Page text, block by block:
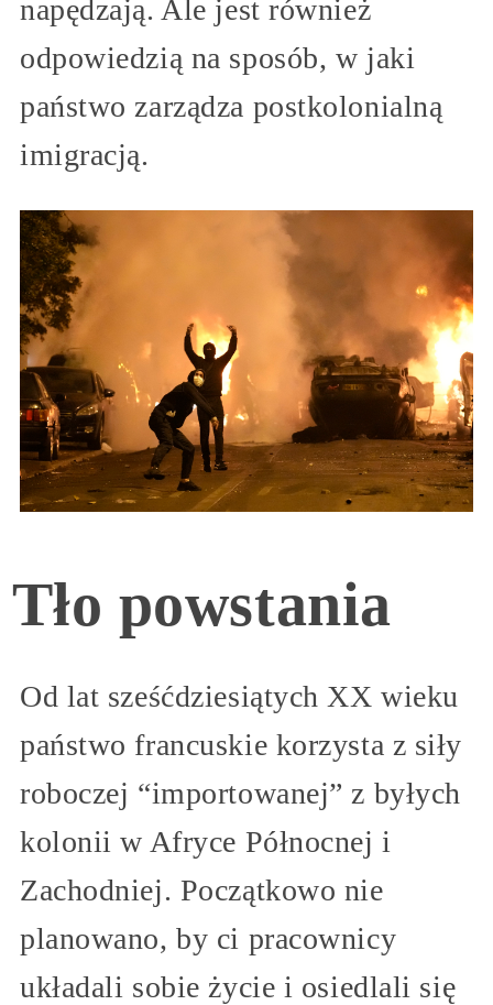
napędzają. Ale jest również
odpowiedzią na sposób, w jaki
państwo zarządza postkolonialną
imigracją.
Tło powstania
Od lat sześćdziesiątych XX wieku
państwo francuskie korzysta z siły
roboczej “importowanej” z byłych
kolonii w Afryce Północnej i
Zachodniej. Początkowo nie
planowano, by ci pracownicy
układali sobie życie i osiedlali się